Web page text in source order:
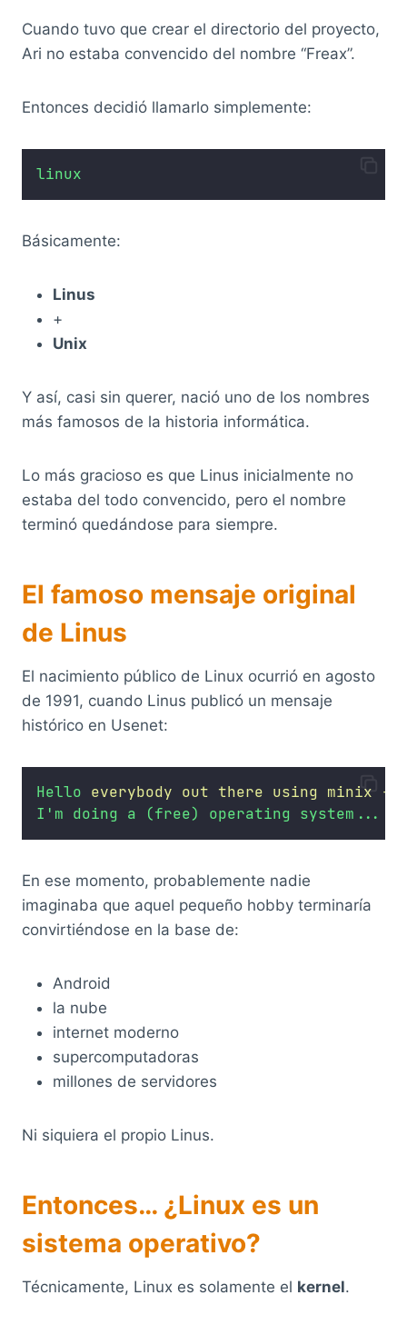
Cuando tuvo que crear el directorio del proyecto,
Ari no estaba convencido del nombre “Freax”.
Entonces decidió llamarlo simplemente:
linux
Básicamente:
Linus
+
Unix
Y así, casi sin querer, nació uno de los nombres
más famosos de la historia informática.
Lo más gracioso es que Linus inicialmente no
estaba del todo convencido, pero el nombre
terminó quedándose para siempre.
El famoso mensaje original
de Linus
El nacimiento público de Linux ocurrió en agosto
de 1991, cuando Linus publicó un mensaje
histórico en Usenet:
Hello everybody out there using minix
-
I 'm doing a (free) operating system...
En ese momento, probablemente nadie
imaginaba que aquel pequeño hobby terminaría
convirtiéndose en la base de:
Android
la nube
internet moderno
supercomputadoras
millones de servidores
Ni siquiera el propio Linus.
Entonces… ¿Linux es un
sistema operativo?
Técnicamente, Linux es solamente el kernel.